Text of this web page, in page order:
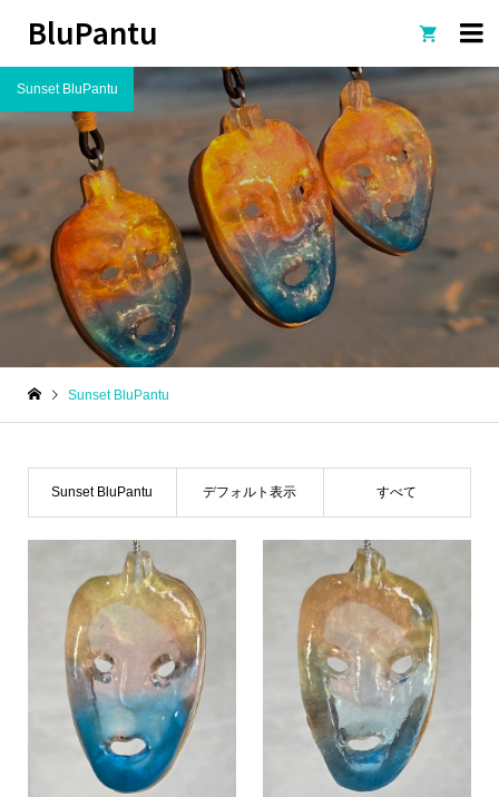
BluPantu 
Sunset BluPantu
Sunset BluPantu
Sunset BluPantu デフォルト表示 すべて